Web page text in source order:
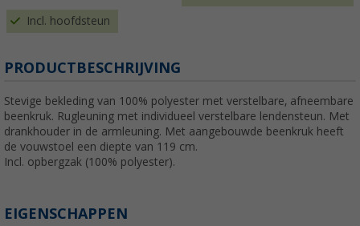
Incl. hoofdsteun
PRODUCTBESCHRIJVING
Stevige bekleding van 100% polyester met verstelbare, afneembare
beenkruk. Rugleuning met individueel verstelbare lendensteun. Met
drankhouder in de armleuning. Met aangebouwde beenkruk heeft
de vouwstoel een diepte van 119 cm.
Incl. opbergzak (100% polyester).
EIGENSCHAPPEN